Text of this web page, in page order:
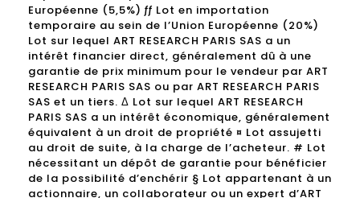
Européenne (5,5%) ƒƒ Lot en importation
temporaire au sein de l’Union Européenne (20%)
Lot sur lequel ART RESEARCH PARIS SAS a un
intérêt financier direct, généralement dû à une
garantie de prix minimum pour le vendeur par ART
RESEARCH PARIS SAS ou par ART RESEARCH PARIS
SAS et un tiers. Δ Lot sur lequel ART RESEARCH
PARIS SAS a un intérêt économique, généralement
équivalent à un droit de propriété ¤ Lot assujetti
au droit de suite, à la charge de l’acheteur. # Lot
nécessitant un dépôt de garantie pour bénéficier
de la possibilité d’enchérir § Lot appartenant à un
actionnaire, un collaborateur ou un expert d’ART